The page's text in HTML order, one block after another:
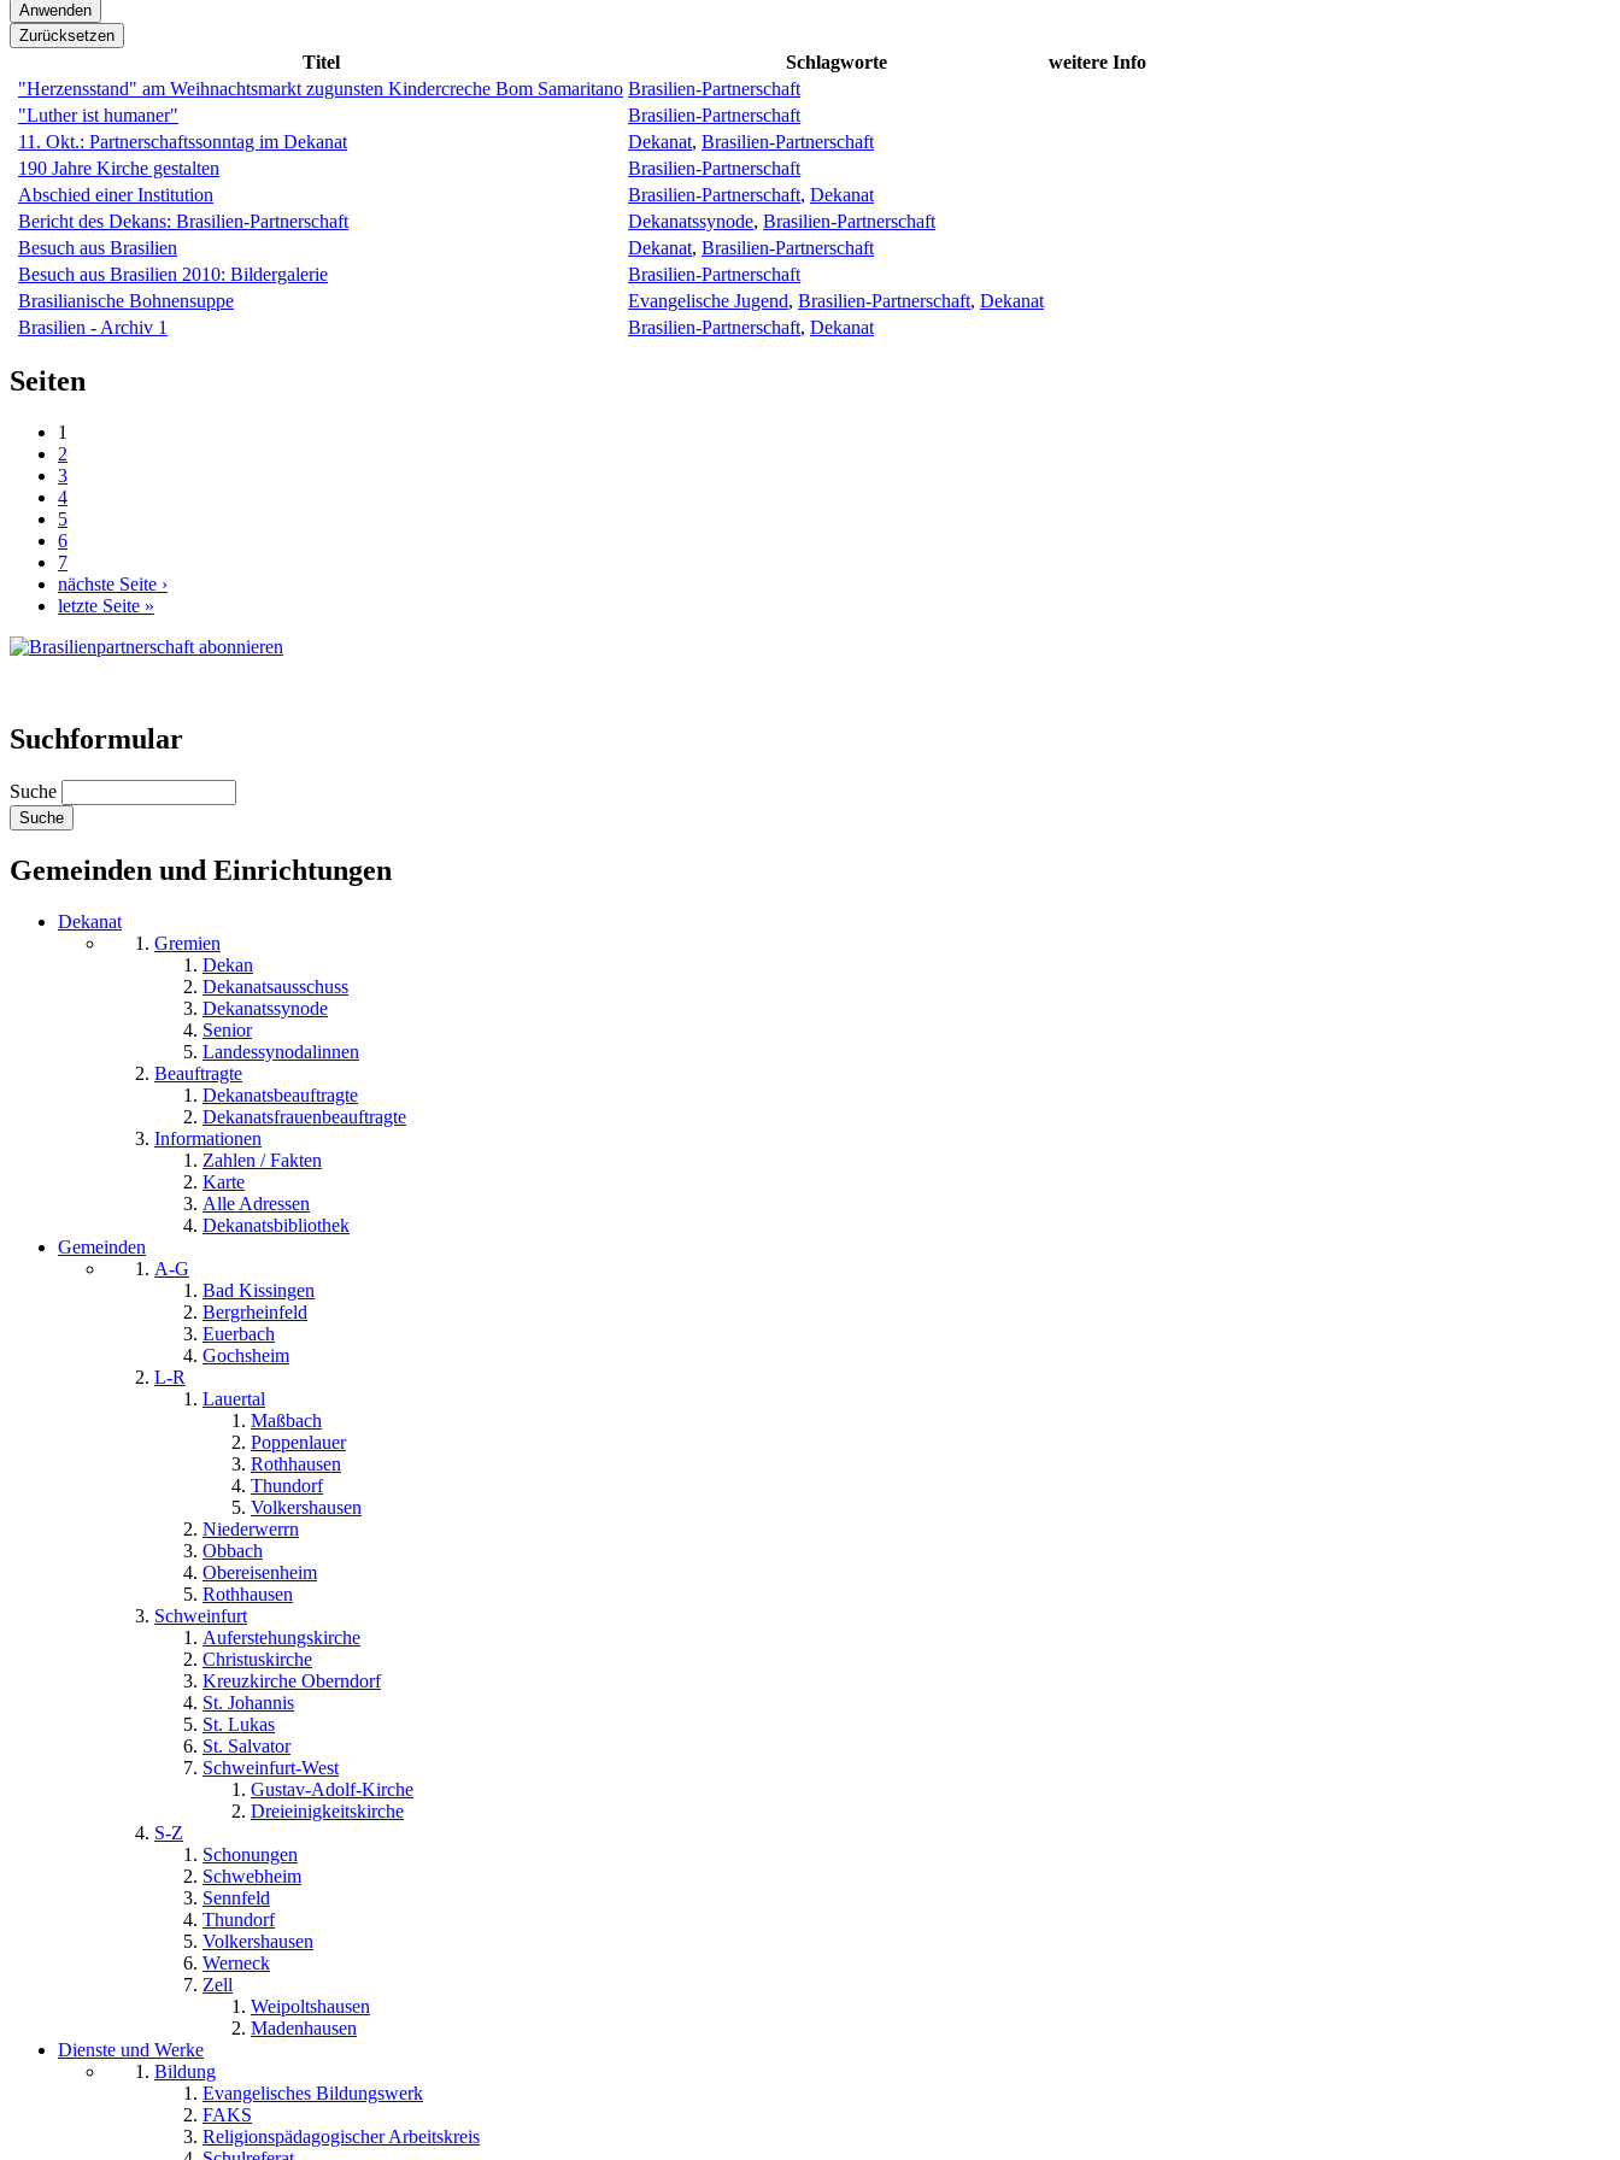
Titel Schlagworte
weitere Info
"Herzensstand" am Weihnachtsmarkt zugunsten Kindercreche Bom Samaritano Brasilien-Partnerschaft
"Luther ist humaner"
Brasilien-Partnerschaft
11. Okt.: Partnerschaftssonntag im Dekanat
Dekanat, Brasilien-Partnerschaft
190 Jahre Kirche gestalten
Brasilien-Partnerschaft
Abschied einer Institution
Brasilien-Partnerschaft, Dekanat
Bericht des Dekans: Brasilien-Partnerschaft
Dekanatssynode, Brasilien-Partnerschaft
Besuch aus Brasilien
Dekanat, Brasilien-Partnerschaft
Besuch aus Brasilien 2010: Bildergalerie
Brasilien-Partnerschaft
Brasilianische Bohnensuppe
Evangelische Jugend, Brasilien-Partnerschaft, Dekanat
Brasilien - Archiv 1
Brasilien-Partnerschaft, Dekanat
Seiten
1
2
3
4
5
6
7
nächste Seite ›
letzte Seite »
Suchformular
Suche
Gemeinden und Einrichtungen
Dekanat
Gremien
Dekan
Dekanatsausschuss
Dekanatssynode
Senior
Landessynodalinnen
Beauftragte
Dekanatsbeauftragte
Dekanatsfrauenbeauftragte
Informationen
Zahlen / Fakten
Karte
Alle Adressen
Dekanatsbibliothek
Gemeinden
A-G
Bad Kissingen
Bergrheinfeld
Euerbach
Gochsheim
L-R
Lauertal
Maßbach
Poppenlauer
Rothhausen
Thundorf
Volkershausen
Niederwerrn
Obbach
Obereisenheim
Rothhausen
Schweinfurt
Auferstehungskirche
Christuskirche
Kreuzkirche Oberndorf
St. Johannis
St. Lukas
St. Salvator
Schweinfurt-West
Gustav-Adolf-Kirche
Dreieinigkeitskirche
S-Z
Schonungen
Schwebheim
Sennfeld
Thundorf
Volkershausen
Werneck
Zell
Weipoltshausen
Madenhausen
Dienste und Werke
Bildung
Evangelisches Bildungswerk
FAKS
Religionspädagogischer Arbeitskreis